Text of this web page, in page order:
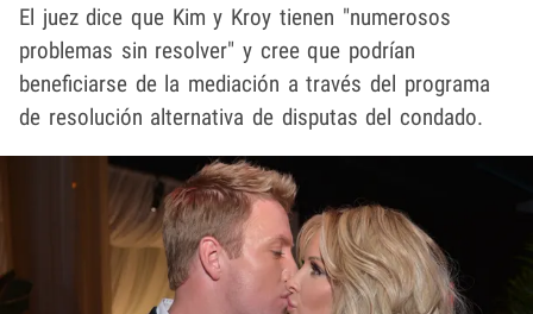
El juez dice que Kim y Kroy tienen "numerosos
problemas sin resolver" y cree que podrían
beneficiarse de la mediación a través del programa
de resolución alternativa de disputas del condado.